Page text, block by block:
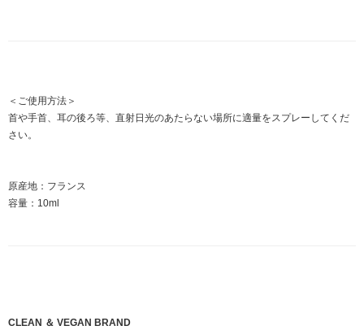
＜ご使用方法＞
首や手首、耳の後ろ等、直射日光のあたらない場所に適量をスプレーしてくだ
さい。
原産地：フランス
容量：10ml
CLEAN ＆ VEGAN BRAND